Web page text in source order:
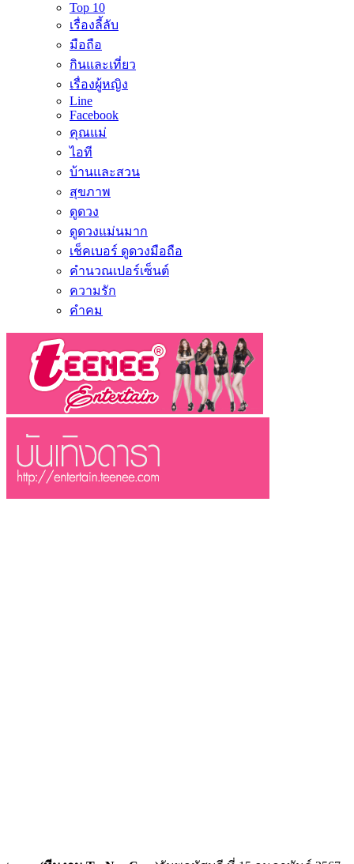
Top 10
เรื่องลี้ลับ
มือถือ
กินและเที่ยว
เรื่องผู้หญิง
Line
Facebook
คุณแม่
ไอที
บ้านและสวน
สุขภาพ
ดูดวง
ดูดวงแม่นมาก
เช็คเบอร์ ดูดวงมือถือ
คำนวณเปอร์เซ็นต์
ความรัก
คำคม